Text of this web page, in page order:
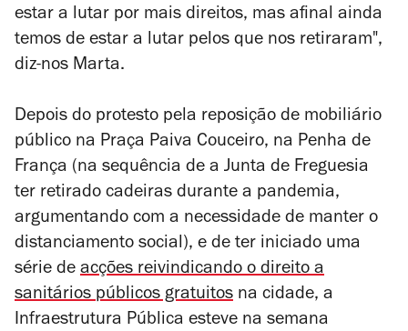
estar a lutar por mais direitos, mas afinal ainda
temos de estar a lutar pelos que nos retiraram",
diz-nos Marta.
Depois do protesto pela reposição de mobiliário
público na Praça Paiva Couceiro, na Penha de
França (na sequência de a Junta de Freguesia
ter retirado cadeiras durante a pandemia,
argumentando com a necessidade de manter o
distanciamento social), e de ter iniciado uma
série de acções reivindicando o direito a
sanitários públicos gratuitos na cidade, a
Infraestrutura Pública esteve na semana